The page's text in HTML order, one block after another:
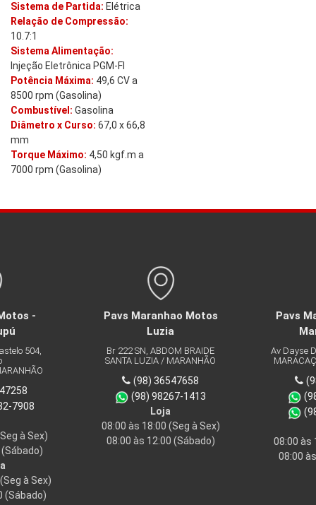
Sistema de Partida: Elétrica
Relação de Compressão:
10.7:1
Sistema Alimentação:
Injeção Eletrônica PGM-FI
Potência Máxima: 49,6 CV a
8500 rpm (Gasolina)
Combustível: Gasolina
Diâmetro x Curso: 67,0 x 66,8
mm
Torque Máximo: 4,50 kgf.m a
7000 rpm (Gasolina)
-
504,
7908
à Sex)
à Sex)
Pavs Maranhao Motos
Luzia
Br 222 SN, ABDOM BRAIDE
SANTA LUZIA / MARANHÃO
(98) 36547658
(98) 98267-1413
Loja
08:00 às 18:00(Seg à Sex)
08:00 às 12:00(Sábado)
Pavs
Av Dayse
08:00 às
08:00